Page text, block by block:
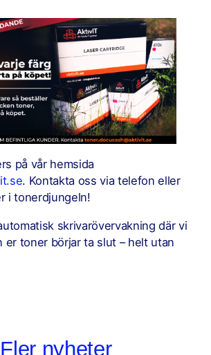
på vår hemsida
. Kontakta oss via telefon eller
i tonerdjungeln!
skrivarövervakning där vi
er toner börjar ta slut – helt utan
Fler nyheter